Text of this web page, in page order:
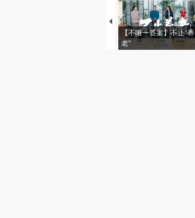
【不唯一答案】不止“养
老”